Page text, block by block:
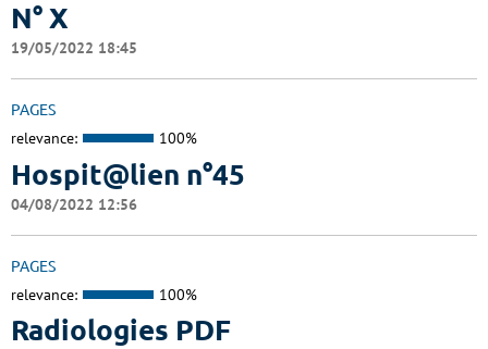
N° X
19/05/2022 18:45
PAGES
relevance: 100%
Hospit@lien n°45
04/08/2022 12:56
PAGES
relevance: 100%
Radiologies PDF